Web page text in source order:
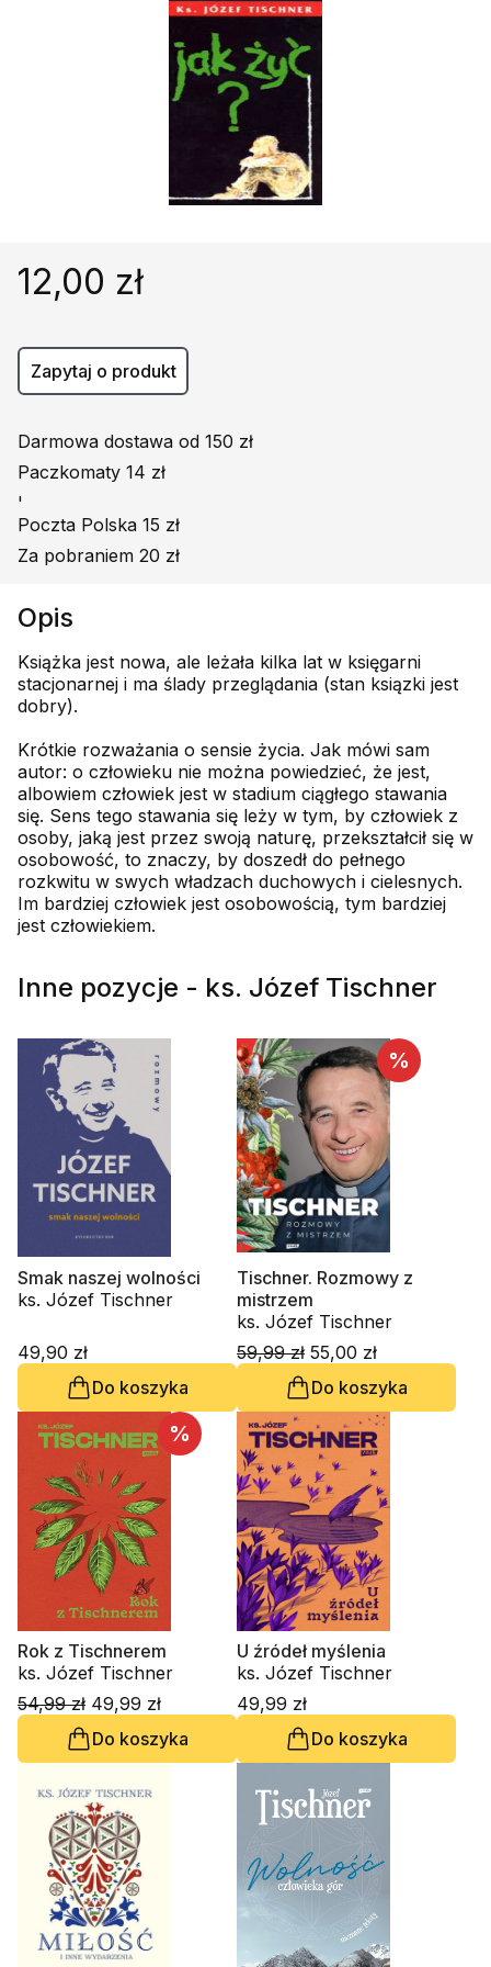
Książki obcojęzyczne
Promocja
12,00 zł
Zapytaj o produkt
Darmowa dostawa od 150 zł
Paczkomaty 14 zł
'
Poczta Polska 15 zł
Za pobraniem 20 zł
Opis
Książka jest nowa, ale leżała kilka lat w księgarni
stacjonarnej i ma ślady przeglądania (stan ksiązki jest
dobry).
Krótkie rozważania o sensie życia. Jak mówi sam
autor: o człowieku nie można powiedzieć, że jest,
albowiem człowiek jest w stadium ciągłego stawania
się. Sens tego stawania się leży w tym, by człowiek z
osoby, jaką jest przez swoją naturę, przekształcił się w
osobowość, to znaczy, by doszedł do pełnego
rozkwitu w swych władzach duchowych i cielesnych.
Im bardziej człowiek jest osobowością, tym bardziej
jest człowiekiem.
Inne pozycje - ks. Józef Tischner
Smak naszej wolności
ks. Józef Tischner
49,90 zł
Do koszyka
%
Tischner. Rozmowy z
mistrzem
ks. Józef Tischner
59,99 zł 55,00 zł
Do koszyka
%
Rok z Tischnerem
ks. Józef Tischner
54,99 zł 49,99 zł
Do koszyka
U źródeł myślenia
ks. Józef Tischner
49,99 zł
Do koszyka